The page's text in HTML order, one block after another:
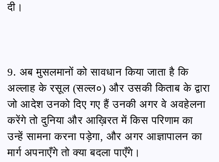
दी।
9. अब मुसलमानों को सावधान किया जाता है कि
अल्लाह के रसूल (सल्ल०) और उसकी किताब के द्वारा
जो आदेश उनको दिए गए हैं उनकी अगर वे अवहेलना
करेंगे तो दुनिया और आख़िरत में किस परिणाम का
उन्हें सामना करना पड़ेगा, और अगर आज्ञापालन का
मार्ग अपनाएँगे तो क्या बदला पाएँगे।